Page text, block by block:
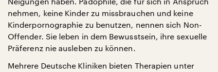
nehmen, keine Kinder zu missbrauchen und keine
Kinderpornographie zu benutzen, nennen sich Non-
Offender. Sie leben in dem Bewusstsein, ihre sexuelle
Präferenz nie ausleben zu können.
Mehrere Deutsche Kliniken bieten Therapien unter